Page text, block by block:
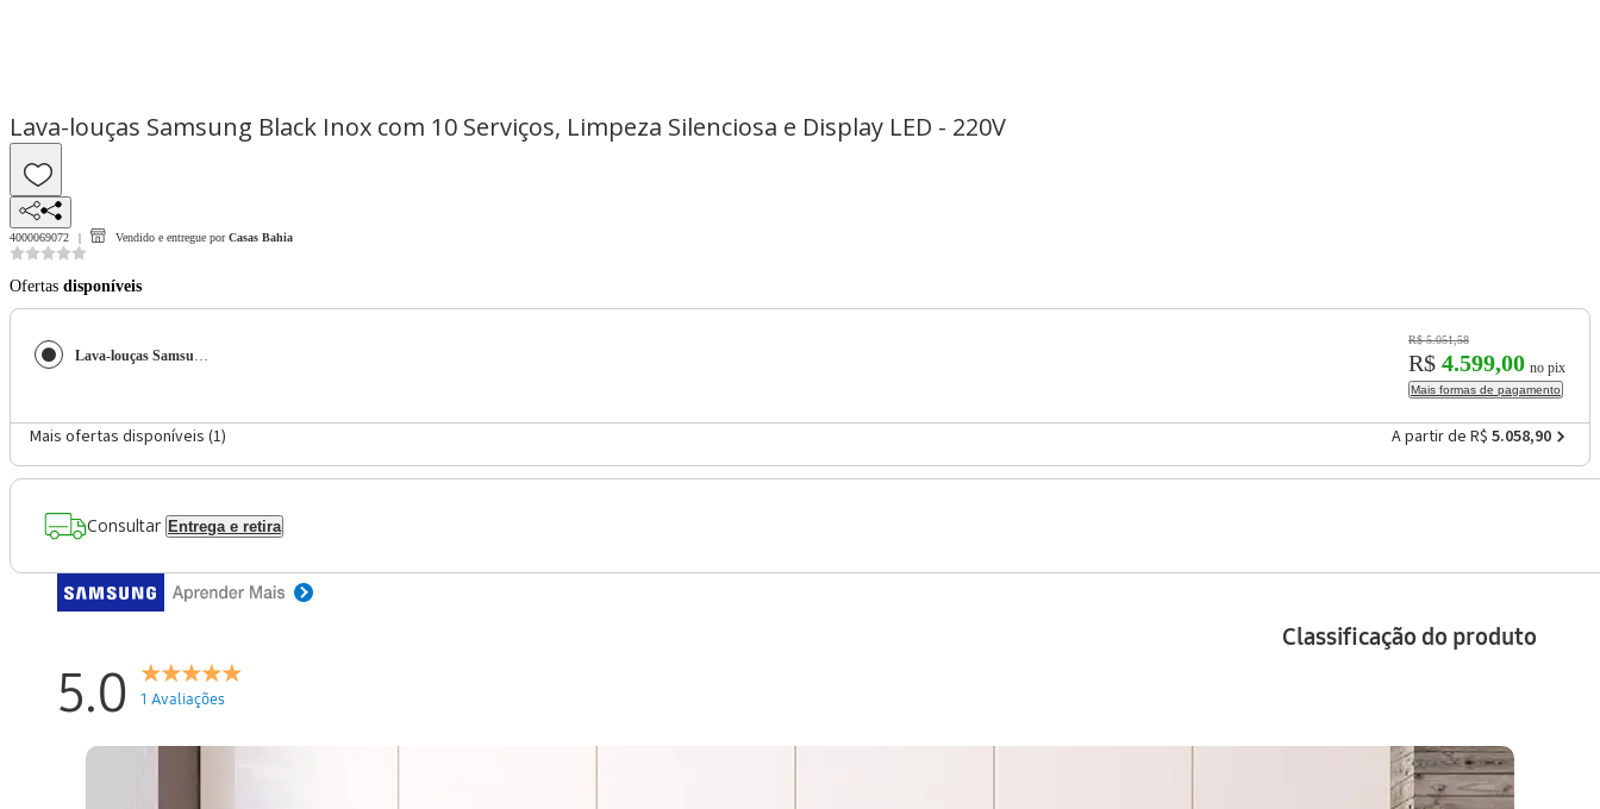
Lava-louças Samsung Black Inox com 10 Serviços, Limpeza Silenciosa e Display LED - 220V
4000069072 Vendido e entregue por Casas Bahia
Ofertas disponíveis
Lava-louças Samsung Black Inox com 10 Serviços, Limpeza Silenciosa e Display LED - 220V
R$ 5.051,58
R$ 4.599,00 no pix
Mais formas de pagamento
Mais ofertas disponíveis (1) A partir de R$ 5.058,90
Consultar Entrega e retira
Classificação do produto
5.0 1 Avaliações